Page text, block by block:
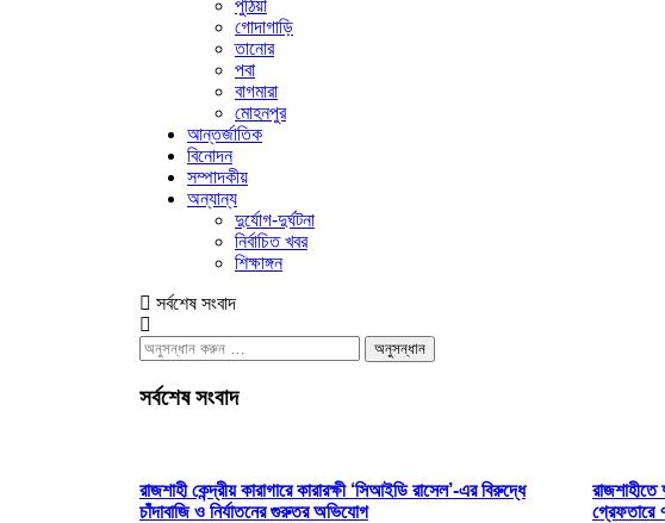
পুঠিয়া
গোদাগাড়ি
তানোর
পবা
বাগমারা
মোহনপুর
আন্তর্জাতিক
বিনোদন
সম্পাদকীয়
অন্যান্য
দুর্যোগ-দুর্ঘটনা
নির্বাচিত খবর
শিক্ষাঙ্গন
সর্বশেষ সংবাদ
অনুসন্ধানঃ
সর্বশেষ সংবাদ
রাজশাহী কেন্দ্রীয় কারাগারে কারারক্ষী ‘সিআইডি রাসেল’-এর বিরুদ্ধে
চাঁদাবাজি ও নির্যাতনের গুরুতর অভিযোগ
রাজশাহীতে
গ্রেফতারে